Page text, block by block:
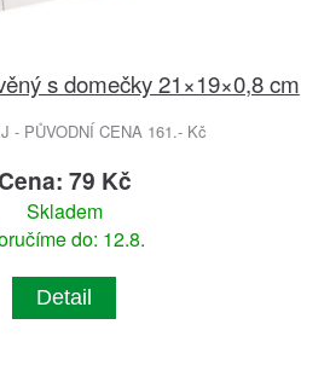
s domečky 21×19×0,8 cm
- PŮVODNÍ CENA 161.- Kč
Cena: 79 Kč
Skladem
do: 12.8.
Detail